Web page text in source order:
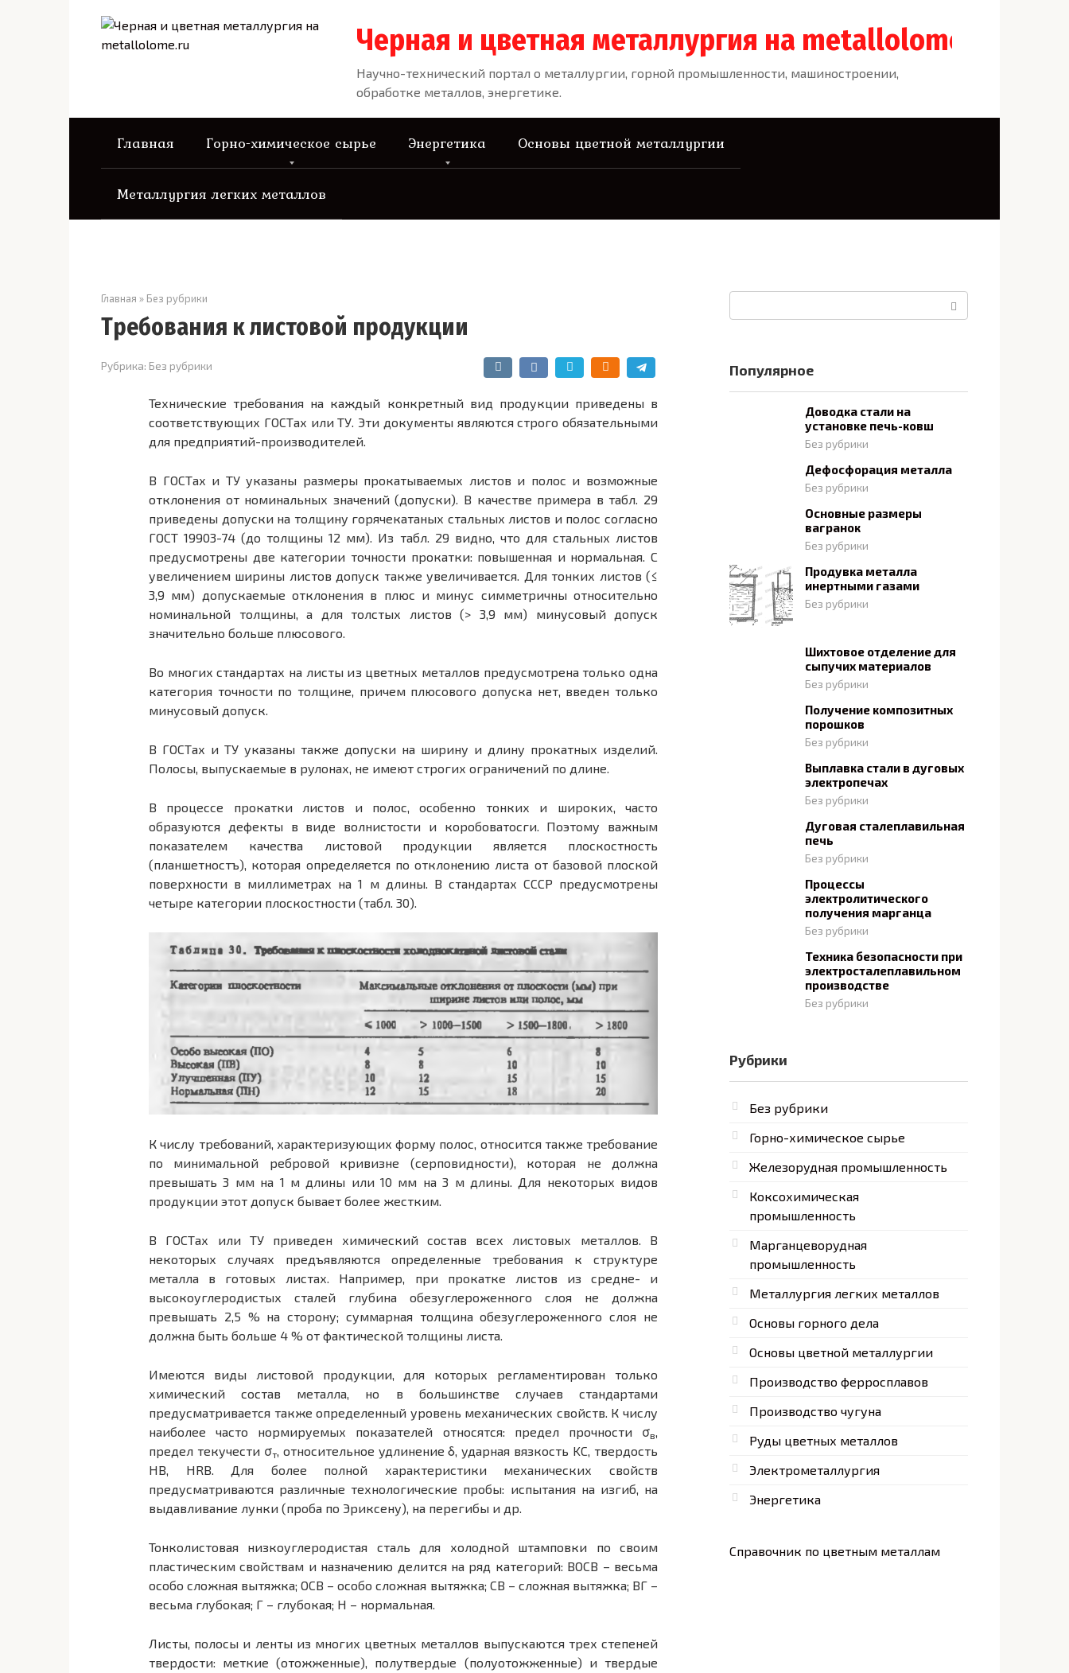
Черная и цветная металлургия на metallolome.ru
Научно-технический портал о металлургии, горной промышленности, машиностроении,
обработке металлов, энергетике.
Главная Горно-химическое сырье Энергетика Основы цветной металлургии
Металлургия легких металлов
Главная » Без рубрики
Требования к листовой продукции
Рубрика: Без рубрики
Технические требования на каждый конкретный вид продукции приведены в
соответствующих ГОСТах или ТУ. Эти документы являются строго обязательными
для предприятий-производителей.
В ГОСТах и ТУ указаны размеры прокатываемых листов и полос и возможные
отклонения от номинальных значений (допуски). В качестве примера в табл. 29
приведены допуски на толщину горячекатаных стальных листов и полос согласно
ГОСТ 19903-74 (до толщины 12 мм). Из табл. 29 видно, что для стальных листов
предусмотрены две категории точности прокатки: повышенная и нормальная. С
увеличением ширины листов допуск также увеличивается. Для тонких листов (≤
3,9 мм) допускаемые отклонения в плюс и минус симметричны относительно
номинальной толщины, а для толстых листов (> 3,9 мм) минусовый допуск
значительно больше плюсового.
Во многих стандартах на листы из цветных металлов предусмотрена только одна
категория точности по толщине, причем плюсового допуска нет, введен только
минусовый допуск.
В ГОСТах и ТУ указаны также допуски на ширину и длину прокатных изделий.
Полосы, выпускаемые в рулонах, не имеют строгих ограничений по длине.
В процессе прокатки листов и полос, особенно тонких и широких, часто
образуются дефекты в виде волнистости и коробоватосги. Поэтому важным
показателем качества листовой продукции является плоскостность
(планшетностъ), которая определяется по отклонению листа от базовой плоской
поверхности в миллиметрах на 1 м длины. В стандартах СССР предусмотрены
четыре категории плоскостности (табл. 30).
К числу требований, характеризующих форму полос, относится также требование
по минимальной ребровой кривизне (серповидности), которая не должна
превышать 3 мм на 1 м длины или 10 мм на 3 м длины. Для некоторых видов
продукции этот допуск бывает более жестким.
В ГОСТах или ТУ приведен химический состав всех листовых металлов. В
некоторых случаях предъявляются определенные требования к структуре
металла в готовых листах. Например, при прокатке листов из средне- и
высокоуглеродистых сталей глубина обезуглероженного слоя не должна
превышать 2,5 % на сторону; суммарная толщина обезуглероженного слоя не
должна быть больше 4 % от фактической толщины листа.
Имеются виды листовой продукции, для которых регламентирован только
химический состав металла, но в большинстве случаев стандартами
предусматривается также определенный уровень механических свойств. К числу
наиболее часто нормируемых показателей относятся: предел прочности σв,
предел текучести σт, относительное удлинение δ, ударная вязкость KC, твердость
HB, HRB. Для более полной характеристики механических свойств
предусматриваются различные технологические пробы: испытания на изгиб, на
выдавливание лунки (проба по Эриксену), на перегибы и др.
Тонколистовая низкоуглеродистая сталь для холодной штамповки по своим
пластическим свойствам и назначению делится на ряд категорий: ВОСВ – весьма
особо сложная вытяжка; ОСВ – особо сложная вытяжка; СВ – сложная вытяжка; ВГ –
весьма глубокая; Г – глубокая; Н – нормальная.
Листы, полосы и ленты из многих цветных металлов выпускаются трех степеней
твердости: меткие (отожженные), полутвердые (полуотожженные) и твердые
Популярное
Доводка стали на
установке печь-ковш
Без рубрики
Дефосфорация металла
Без рубрики
Основные размеры
вагранок
Без рубрики
Продувка металла
инертными газами
Без рубрики
Шихтовое отделение для
сыпучих материалов
Без рубрики
Получение композитных
порошков
Без рубрики
Выплавка стали в дуговых
электропечах
Без рубрики
Дуговая сталеплавильная
печь
Без рубрики
Процессы
электролитического
получения марганца
Без рубрики
Техника безопасности при
электросталеплавильном
производстве
Без рубрики
Рубрики
Без рубрики
Горно-химическое сырье
Железорудная промышленность
Коксохимическая
промышленность
Марганцеворудная
промышленность
Металлургия легких металлов
Основы горного дела
Основы цветной металлургии
Производство ферросплавов
Производство чугуна
Руды цветных металлов
Электрометаллургия
Энергетика
Справочник по цветным металлам